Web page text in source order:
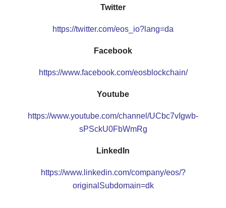
Twitter
https://twitter.com/eos_io?lang=da
Facebook
https://www.facebook.com/eosblockchain/
Youtube
https://www.youtube.com/channel/UCbc7vIgwb-
sPSckU0FbWmRg
LinkedIn
https://www.linkedin.com/company/eos/?
originalSubdomain=dk